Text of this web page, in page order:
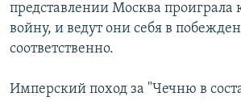
представлении Москва проиграла
войну, и ведут они себя в
соответственно.
Имперский поход за "Чечню в